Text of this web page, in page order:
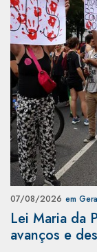
07/08/2026 em
Lei Maria da
avanços e